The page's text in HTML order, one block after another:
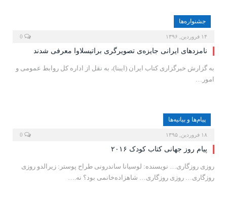
جشنواره‌ها
۱۴ فروردین, ۱۳۹۶
نامزدهای ایرانی جایزه‌ی تصویرگری براتیسلاوا معرفی شدند
به گزارش خبرگزاری کتاب ایران (ایبنا)، به نقل از اداره کل روابط عمومی و
امور…
پیام‌ها و بیانیه‌ها
۱۸ فروردین, ۱۳۹۵
پیام روز جهانی کتاب کودک ۲۰۱۶
روزی روزگاری… نویسنده: لوسیانا ساندرونی طراح پوستر: زیرالدو روزی
روزگاری… روزی روزگاری… شاهزاده‌خانمی بود؟ نه.…